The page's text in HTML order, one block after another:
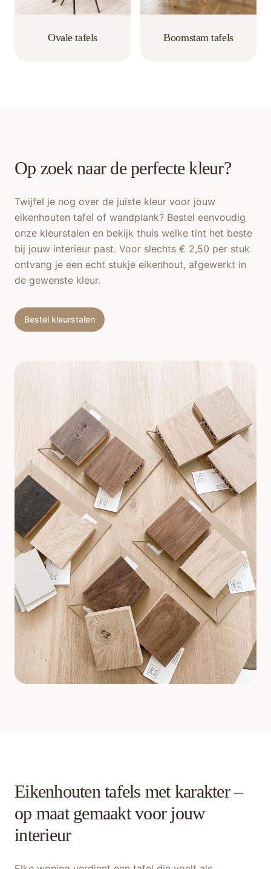
Ovale tafels Boomstam tafels
Op zoek naar de perfecte kleur?
Twijfel je nog over de juiste kleur voor jouw
eikenhouten tafel of wandplank? Bestel eenvoudig
onze kleurstalen en bekijk thuis welke tint het beste
bij jouw interieur past. Voor slechts € 2,50 per stuk
ontvang je een echt stukje eikenhout, afgewerkt in
de gewenste kleur.
Bestel kleurstalen
Eikenhouten tafels met karakter –
op maat gemaakt voor jouw
interieur